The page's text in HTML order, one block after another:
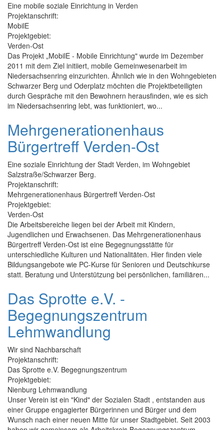
Eine mobile soziale Einrichtung in Verden
Projektanschrift:
MobilE
Projektgebiet:
Verden-Ost
Das Projekt „MobilE - Mobile Einrichtung" wurde im Dezember
2011 mit dem Ziel initiiert, mobile Gemeinwesenarbeit im
Niedersachsenring einzurichten. Ähnlich wie in den Wohngebieten
Schwarzer Berg und Oderplatz möchten die Projektbeteiligten
durch Gespräche mit den Bewohnern herausfinden, wie es sich
im Niedersachsenring lebt, was funktioniert, wo...
Mehrgenerationenhaus
Bürgertreff Verden-Ost
Eine soziale Einrichtung der Stadt Verden, im Wohngebiet
Salzstraße/Schwarzer Berg.
Projektanschrift:
Mehrgenerationenhaus Bürgertreff Verden-Ost
Projektgebiet:
Verden-Ost
Die Arbeitsbereiche liegen bei der Arbeit mit Kindern,
Jugendlichen und Erwachsenen. Das Mehrgenerationenhaus
Bürgertreff Verden-Ost ist eine Begegnungsstätte für
unterschiedliche Kulturen und Nationalitäten. Hier finden viele
Bildungsangebote wie PC-Kurse für Senioren und Deutschkurse
statt. Beratung und Unterstützung bei persönlichen, familiären...
Das Sprotte e.V. -
Begegnungszentrum
Lehmwandlung
Wir sind Nachbarschaft
Projektanschrift:
Das Sprotte e.V. Begegnungszentrum
Projektgebiet:
Nienburg Lehmwandlung
Unser Verein ist ein "Kind" der Sozialen Stadt , entstanden aus
einer Gruppe engagierter Bürgerinnen und Bürger und dem
Wunsch nach einer neuen Mitte für unser Stadtgebiet. Seit 2003